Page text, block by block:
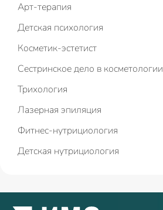
Арт-терапия
Детская психология
Косметик-эстетист
Сестринское дело в косметологии
Трихология
Лазерная эпиляция
Фитнес-нутрициология
Детская нутрициология